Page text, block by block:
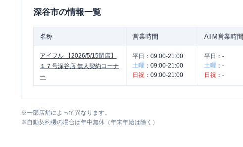
深谷市の情報一覧
名称 営業時間 ATM営業時間
アイフル
【2026/5/15閉店】
１７号深谷店 無人契約コーナ
ー
平日： 09:00-21:00
土曜 ： 09:00-21:00
日祝 ： 09:00-21:00
平日： -
土曜 ： -
日祝 ： -
※一部店舗によって異なります。
※自動契約機の場合は年中無休（年末年始は除く）